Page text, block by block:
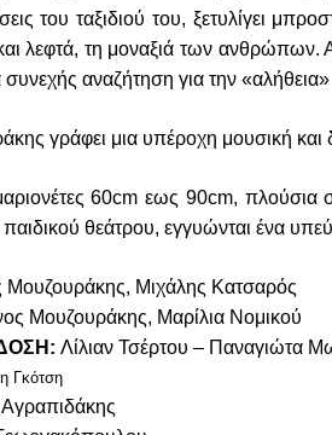
του ταξιδιού του, ξετυλίγει
λεφτά, τη μοναξιά των ανθρώπων.
αναζήτηση για την «αλήθεια»
γράφει μια υπέροχη μουσική και
60cm εως 90cm, πλούσια
θεάτρου, εγγυώνται ένα
Μουζουράκης, Μιχάλης Κατσαρός
Μουζουράκης, Μαρίλια Νομικού
Λίλιαν Τσέρτου – Παναγιώτα
Γκότση